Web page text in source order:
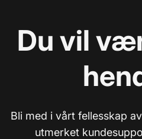
Du vil
Bli med i vårt fellesskap
utmerket